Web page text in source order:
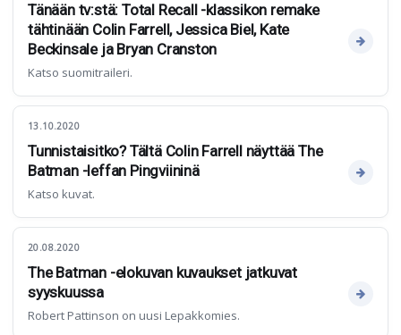
Tänään tv:stä: Total Recall -klassikon remake
tähtinään Colin Farrell, Jessica Biel, Kate
Beckinsale ja Bryan Cranston
Katso suomitraileri.
13.10.2020
Tunnistaisitko? Tältä Colin Farrell näyttää The
Batman -leffan Pingviininä
Katso kuvat.
20.08.2020
The Batman -elokuvan kuvaukset jatkuvat
syyskuussa
Robert Pattinson on uusi Lepakkomies.